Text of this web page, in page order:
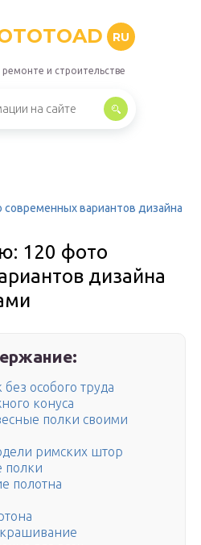
RU
и строительстве
вариантов дизайна
120 фото
дизайна
особого труда
конуса
полки своими
римских штор
полки
полотна